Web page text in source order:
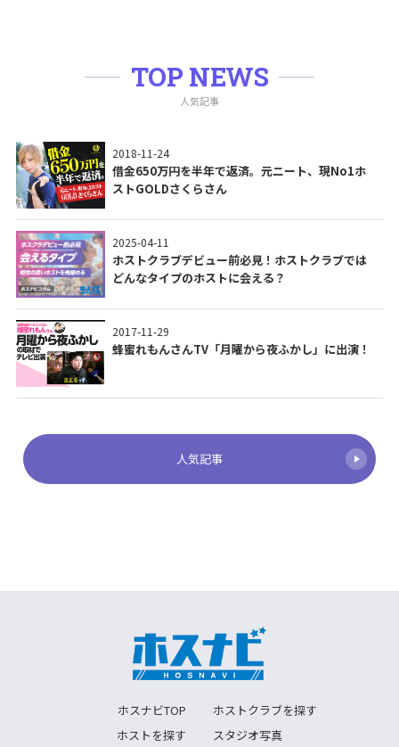
TOP NEWS
人気記事
2018-11-24
借金650万円を半年で返済。元ニート、現No1ホ
ストGOLDさくらさん
2025-04-11
ホストクラブデビュー前必見！ホストクラブでは
どんなタイプのホストに会える？
2017-11-29
蜂蜜れもんさんTV「月曜から夜ふかし」に出演！
人気記事
ホスナビTOP
ホストクラブを探す
ホストを探す
スタジオ写真